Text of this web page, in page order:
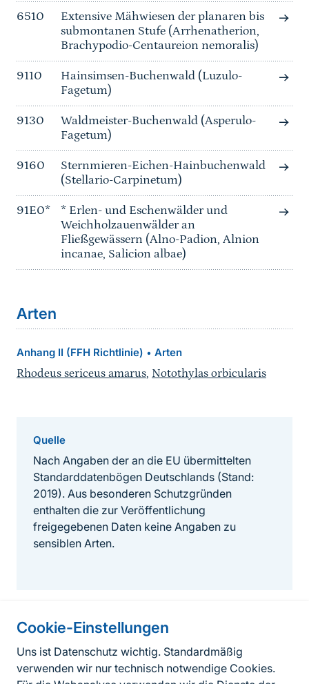
Cookie-Einstellungen
Uns ist Datenschutz wichtig. Standardmäßig
verwenden wir nur technisch notwendige Cookies.
6510
Extensive Mähwiesen der planaren bis
submontanen Stufe (Arrhenatherion,
Brachypodio-Centaureion nemoralis)
9110
Hainsimsen-Buchenwald (Luzulo-
Fagetum)
9130
Waldmeister-Buchenwald (Asperulo-
Fagetum)
9160
Sternmieren-Eichen-Hainbuchenwald
(Stellario-Carpinetum)
91E0*
* Erlen- und Eschenwälder und
Weichholzauenwälder an
Fließgewässern (Alno-Padion, Alnion
incanae, Salicion albae)
Arten
Anhang II (FFH Richtlinie) • Arten
Rhodeus sericeus amarus, Notothylas orbicularis
Quelle
Nach Angaben der an die EU übermittelten
Standarddatenbögen Deutschlands (Stand:
2019). Aus besonderen Schutzgründen
enthalten die zur Veröffentlichung
freigegebenen Daten keine Angaben zu
sensiblen Arten.
Informationen zur Seite
FußzeileKontakt zum BfN